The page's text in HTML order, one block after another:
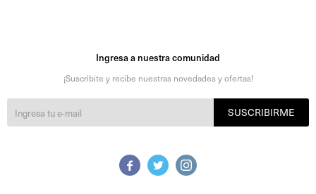
  
Ingresa a nuestra comunidad
¡Suscribite y recibe nuestras novedades y ofertas!
SUSCRIBIRME